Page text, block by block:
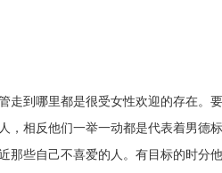
走到哪里都是很受女性欢迎的存在。
，相反他们一举一动都是代表着男德
那些自己不喜爱的人。有目标的时分